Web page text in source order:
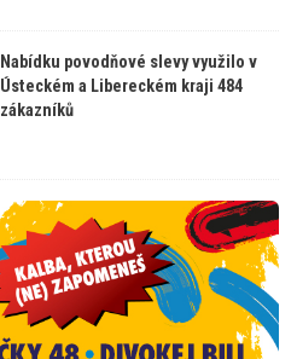
Nabídku povodňové slevy využilo v
Ústeckém a Libereckém kraji 484
zákazníků